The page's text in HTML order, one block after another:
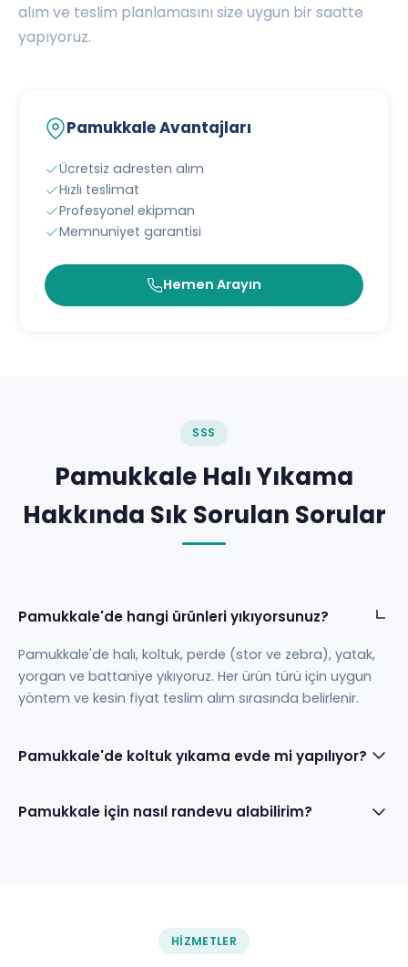
alım ve teslim planlamasını size uygun bir saatte
yapıyoruz.
Pamukkale Avantajları
Ücretsiz adresten alım
Hızlı teslimat
Profesyonel ekipman
Memnuniyet garantisi
Hemen Arayın
SSS
Pamukkale Halı Yıkama
Hakkında Sık Sorulan Sorular
Pamukkale'de hangi ürünleri yıkıyorsunuz?
Pamukkale'de halı, koltuk, perde (stor ve zebra), yatak,
yorgan ve battaniye yıkıyoruz. Her ürün türü için uygun
yöntem ve kesin fiyat teslim alım sırasında belirlenir.
Pamukkale'de koltuk yıkama evde mi yapılıyor?
Pamukkale için nasıl randevu alabilirim?
HIZMETLER